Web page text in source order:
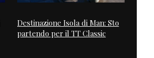
Destinazione Isola di Man: Sto
partendo per il TT Classic